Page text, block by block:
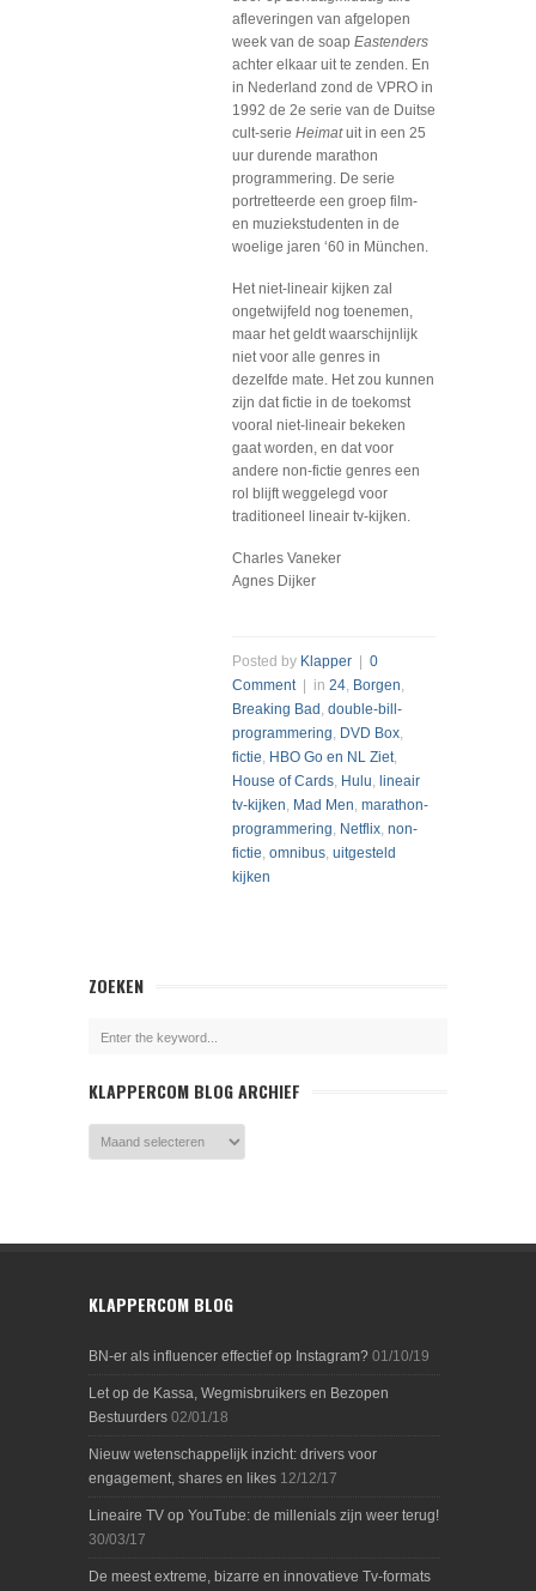
afleveringen van afgelopen
week van de soap Eastenders
achter elkaar uit te zenden. En
in Nederland zond de VPRO in
1992 de 2e serie van de Duitse
cult-serie Heimatuit in een 25
uur durende marathon
programmering. De serie
portretteerde een groep film-
en muziekstudenten in de
woelige jaren ‘60 in München.
Het niet-lineair kijken zal
ongetwijfeld nog toenemen,
maar het geldt waarschijnlijk
niet voor alle genres in
dezelfde mate. Het zou kunnen
zijn dat fictie in de toekomst
vooral niet-lineair bekeken
gaat worden, en dat voor
andere non-fictie genres een
rol blijft weggelegd voor
traditioneel lineair tv-kijken.
Charles Vaneker
Agnes Dijker
Posted by Klapper
0
Comment| in 24, Borgen,
Breaking Bad , double-bill-
programmering, DVD Box,
fictie, HBO Go en NL Ziet,
House of Cards, Hulu, lineair
tv-kijken, Mad Men, marathon-
programmering, Netflix, non-
fictie, omnibus, uitgesteld
kijken
ZOEKEN
KLAPPERCOM BLOG ARCHIEF
KLAPPERCOM BLOG
BN-er als influencer effectief op Instagram? 01/10/19
Let op de Kassa, Wegmisbruikers en Bezopen
Bestuurders 02/01/18
Nieuw wetenschappelijk inzicht: drivers voor
engagement, shares en likes 12/12/17
Lineaire TV op YouTube: de millenials zijn weer terug!
30/03/17
De meest extreme, bizarre en innovatieve Tv-formats